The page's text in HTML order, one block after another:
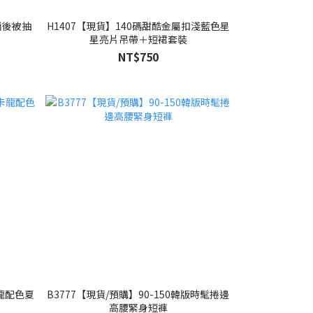
被抽
H1407【現貨】140碼甜酷金屬扣淺藍色星
星亮片吊帶＋短裙套裝
NT$750
配色夏
B3777【現貨/預購】90-150韓版時髦捲邊
高腰緊身短褲